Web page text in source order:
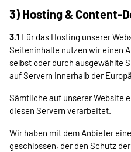
3) Hosting & Content-
3.1 Für das Hosting unserer
Seiteninhalte nutzen wir einen
selbst oder durch ausgewählte
auf Servern innerhalb der
Sämtliche auf unserer Website
diesen Servern verarbeitet.
Wir haben mit dem Anbieter
geschlossen, der den Schutz